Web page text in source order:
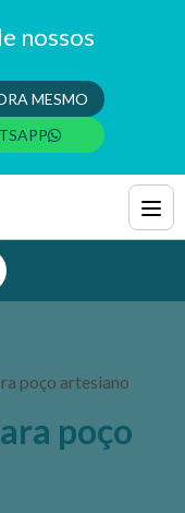
nossos
MESMO
poço artesiano
poço